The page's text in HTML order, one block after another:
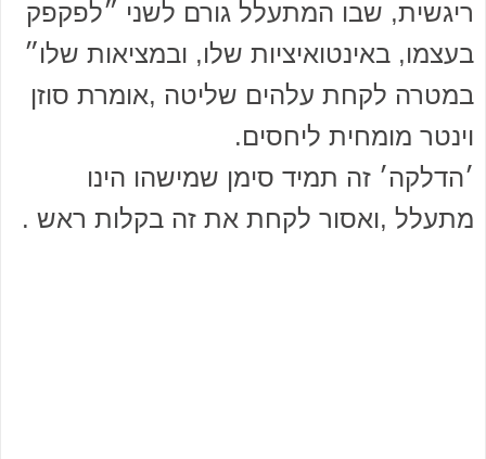
ריגשית, שבו המתעלל גורם לשני ״לפקפק
בעצמו, באינטואיציות שלו, ובמציאות שלו״
במטרה לקחת עלהים שליטה ,אומרת סוזן
וינטר מומחית ליחסים.
׳הדלקה׳ זה תמיד סימן שמישהו הינו
מתעלל ,ואסור לקחת את זה בקלות ראש .